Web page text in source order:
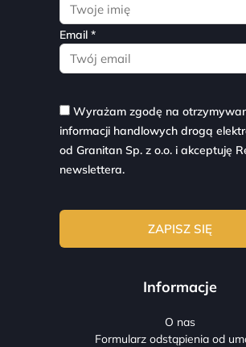
Email *
Wyrażam zgodę na
informacji handlowych drogą
od Granitan Sp. z o.o. i akceptuję
newslettera.
Informacje
O nas
Formularz odstąpienia od